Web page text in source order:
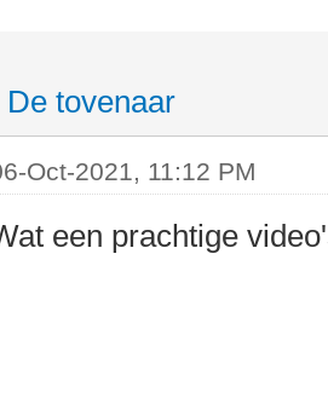
De tovenaar
Oct-2021, 11:12 PM
een prachtige